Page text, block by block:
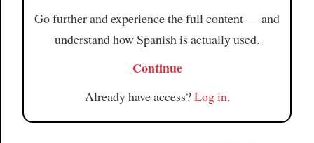
Go further and experience the full content — and
understand how Spanish is actually used.
Continue
Already have access?Log in.